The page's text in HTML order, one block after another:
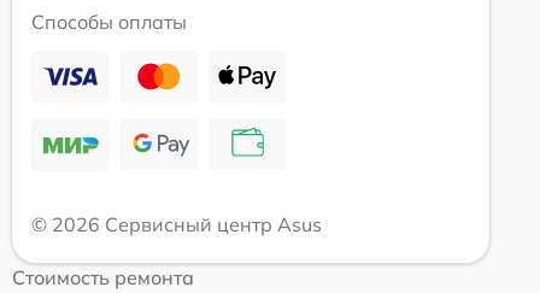
Способы оплаты
© 2026 Сервисный центр Asus
Стоимость ремонта